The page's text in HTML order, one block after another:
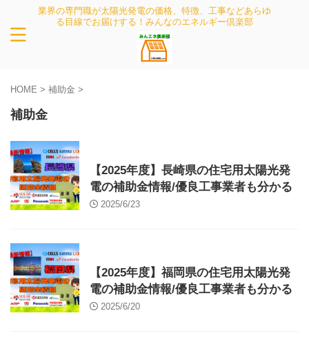
業界の専門職が太陽光発電の価格、特徴、工事などあらゆ
る目線でお届けする！みんなのエネルギー倶楽部
HOME > 補助金 >
補助金
【2025年度】長崎県の住宅用太陽光発
電の補助金情報/優良工事業者も分かる
2025/6/23
【2025年度】福岡県の住宅用太陽光発
電の補助金情報/優良工事業者も分かる
2025/6/20